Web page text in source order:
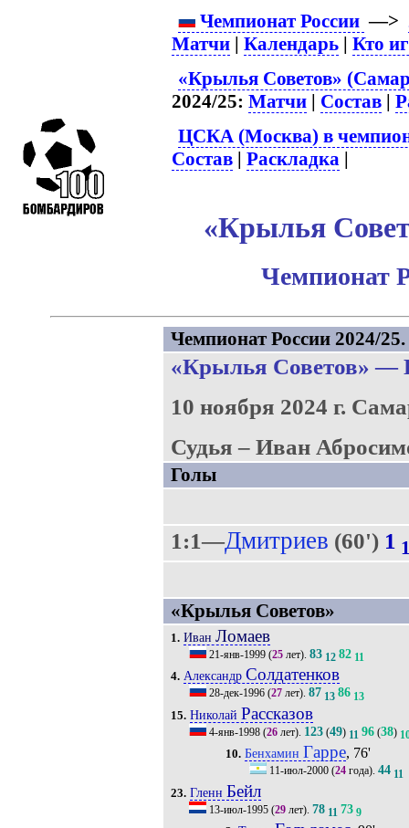
Чемпионат России —>
Матчи |Календарь |Кто
«Крылья Советов»
2024/25:Матчи | Состав |
ЦСКА (Москва) в
Состав |Раскладка |
«Крылья
Чемпионат
Чемпионат России 2024/
«Крылья Советов» —
10 ноября 2024 г.
Судья – Иван
Голы
1:1—Дмитриев (60') 1
«Крылья Советов»
1. Иван Ломаев
21-янв-1999(25лет). 83 12 82 11
4. Александр Солдатенков
28-дек-1996(27лет). 87 13 86 13
15. Николай Рассказов
4-янв-1998(26лет). 123(49) 11 96(38)
10. Бенхамин Гарре, 76'
11-июл-2000 (24 года).44 11
23. Гленн Бейл
13-июл-1995(29лет). 78 11 73 9